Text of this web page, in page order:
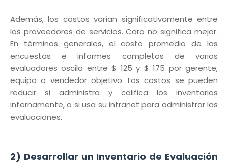
Además, los costos varían significativamente entre
los proveedores de servicios. Caro no significa mejor.
En términos generales, el costo promedio de las
encuestas e informes completos de varios
evaluadores oscila entre $ 125 y $ 175 por gerente,
equipo o vendedor objetivo. Los costos se pueden
reducir si administra y califica los inventarios
internamente, o si usa su intranet para administrar las
evaluaciones.
2) Desarrollar un Inventario de Evaluación